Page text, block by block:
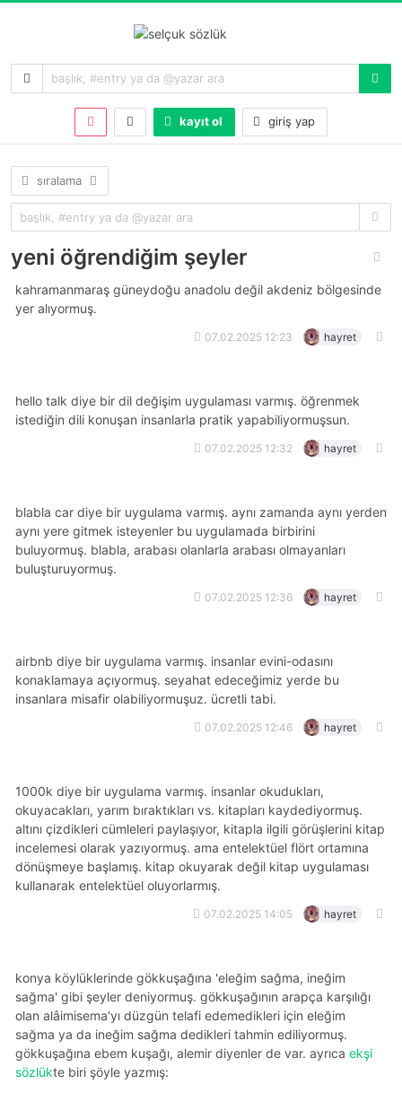
kayıt ol giriş yap
sıralama
yeni öğrendiğim şeyler
kahramanmaraş güneydoğu anadolu değil akdeniz bölgesinde
yer alıyormuş.
07.02.2025 12:23 hayret
hello talk diye bir dil değişim uygulaması varmış. öğrenmek
istediğin dili konuşan insanlarla pratik yapabiliyormuşsun.
07.02.2025 12:32 hayret
blabla car diye bir uygulama varmış. aynı zamanda aynı yerden
aynı yere gitmek isteyenler bu uygulamada birbirini
buluyormuş. blabla, arabası olanlarla arabası olmayanları
buluşturuyormuş.
07.02.2025 12:36 hayret
airbnb diye bir uygulama varmış. i̇nsanlar evini-odasını
konaklamaya açıyormuş. seyahat edeceğimiz yerde bu
insanlara misafir olabiliyormuşuz. ücretli tabi.
07.02.2025 12:46 hayret
1000k diye bir uygulama varmış. i̇nsanlar okudukları,
okuyacakları, yarım bıraktıkları vs. kitapları kaydediyormuş.
altını çizdikleri cümleleri paylaşıyor, kitapla ilgili görüşlerini kitap
incelemesi olarak yazıyormuş. ama entelektüel flört ortamına
dönüşmeye başlamış. kitap okuyarak değil kitap uygulaması
kullanarak entelektüel oluyorlarmış.
07.02.2025 14:05 hayret
konya köylüklerinde gökkuşağına 'eleğim sağma, ineğim
sağma' gibi şeyler deniyormuş. gökkuşağının arapça karşılığı
olan alâimisema'yı düzgün telafi edemedikleri için eleğim
sağma ya da ineğim sağma dedikleri tahmin ediliyormuş.
gökkuşağına ebem kuşağı, alemir diyenler de var. ayrıca ekşi
sözlükte biri şöyle yazmış: